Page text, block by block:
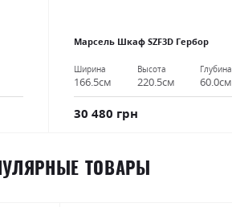
Марсель Шкаф SZF3D Гербор
Ширина
166.5см
Высота
220.5см
Глубина
60.0см
30 480 грн
ТОВАРЫ